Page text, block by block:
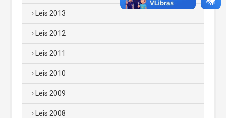
Leis 2013
Leis 2012
Leis 2011
Leis 2010
Leis 2009
Leis 2008